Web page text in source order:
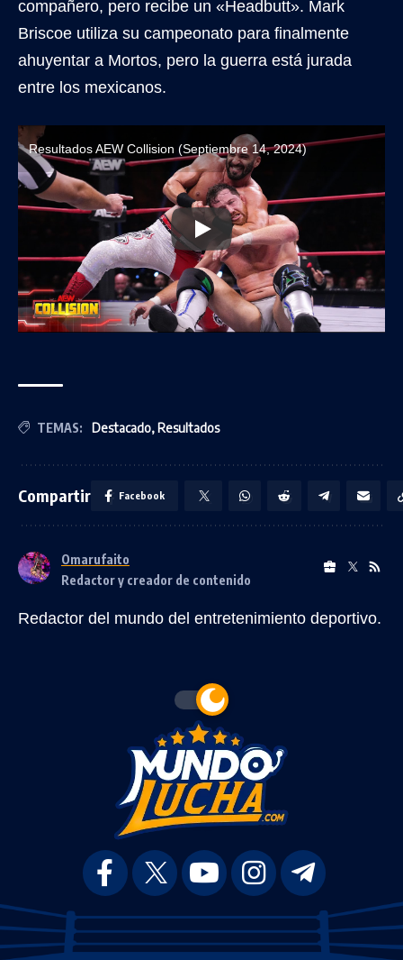
compañero, pero recibe un «Headbutt». Mark
Briscoe utiliza su campeonato para finalmente
ahuyentar a Mortos, pero la guerra está jurada
entre los mexicanos.
Resultados AEW Collision (Septiembre 14, 2024)
TEMAS: Destacado,Resultados
Compartir Facebook
Omarufaito
Redactor y creador de contenido
Redactor del mundo del entretenimiento deportivo.